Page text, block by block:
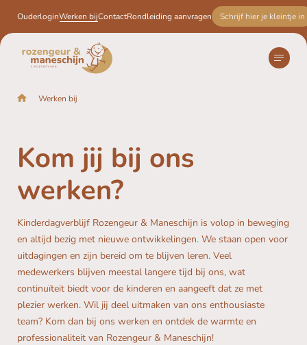
OuderloginWerken bijContactRondleiding aanvragen Schrijf hier je kleintje in
Praktische informatie
Schrijf hier je kleintje in
Werken bij
Kom jij bij ons
werken?
Kinderdagverblijf Rozengeur & Maneschijn is volop in beweging
en altijd bezig met nieuwe ontwikkelingen. We staan open voor
uitdagingen en zijn bereid om te blijven leren. Veel
medewerkers blijven meestal langere tijd bij ons, wat
continuïteit biedt voor de kinderen en aangeeft dat ze met
plezier werken. Wil jij deel uitmaken van ons enthousiaste
team? Kom dan bij ons werken en ontdek de warmte en
professionaliteit van Rozengeur & Maneschijn!